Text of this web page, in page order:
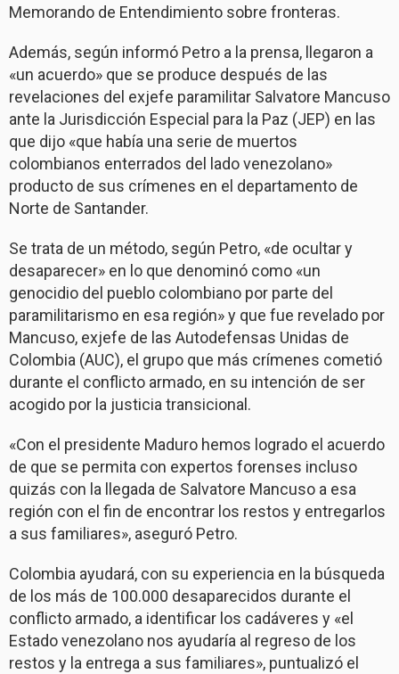
Memorando de Entendimiento sobre fronteras.
Además, según informó Petro a la prensa, llegaron a
«un acuerdo» que se produce después de las
revelaciones del exjefe paramilitar Salvatore Mancuso
ante la Jurisdicción Especial para la Paz (JEP) en las
que dijo «que había una serie de muertos
colombianos enterrados del lado venezolano»
producto de sus crímenes en el departamento de
Norte de Santander.
Se trata de un método, según Petro, «de ocultar y
desaparecer» en lo que denominó como «un
genocidio del pueblo colombiano por parte del
paramilitarismo en esa región» y que fue revelado por
Mancuso, exjefe de las Autodefensas Unidas de
Colombia (AUC), el grupo que más crímenes cometió
durante el conflicto armado, en su intención de ser
acogido por la justicia transicional.
«Con el presidente Maduro hemos logrado el acuerdo
de que se permita con expertos forenses incluso
quizás con la llegada de Salvatore Mancuso a esa
región con el fin de encontrar los restos y entregarlos
a sus familiares», aseguró Petro.
Colombia ayudará, con su experiencia en la búsqueda
de los más de 100.000 desaparecidos durante el
conflicto armado, a identificar los cadáveres y «el
Estado venezolano nos ayudaría al regreso de los
restos y la entrega a sus familiares», puntualizó el